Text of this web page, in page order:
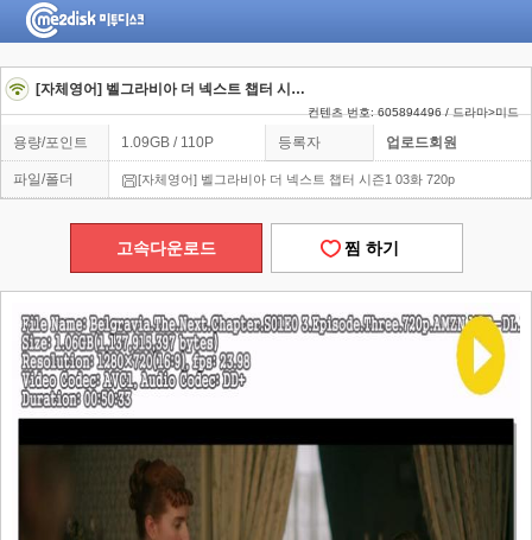
[자체영어] 벨그라비아 더 넥스트 챕터 시즌1 03화 720p
컨텐츠 번호: 605894496 / 드라마>미드
용량/포인트 1.09GB / 110P 등록자 업로드회원
파일/폴더 [자체영어] 벨그라비아 더 넥스트 챕터 시즌1 03화 720p
고속다운로드 찜 하기